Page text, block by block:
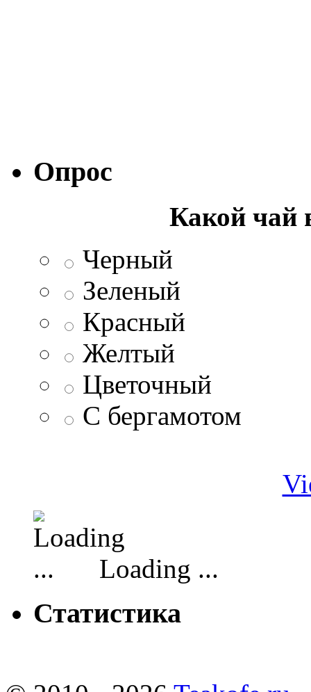
Опрос
Какой чай
Черный
Зеленый
Красный
Желтый
Цветочный
С бергамотом
Loading ...
Статистика